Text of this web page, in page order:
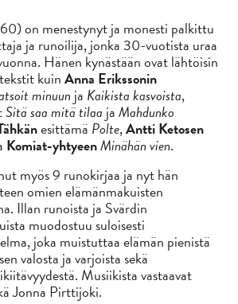
on menestynyt ja monesti palkittu
ja runoilija, jonka 30-vuotista uraa
Hänen kynästään ovat lähtöisin
kuinAnna Erikssonin
minuun ja Kaikista kasvoista,
Sitä saa mitä tilaa jaMahdunko
esittämä Polte,Antti Ketosen
Komiat-yhtyeenMinähän vien.
myös 9 runokirjaa ja nyt hän
omien elämänmakuisten
Illan runoista ja Svärdin
muodostuu suloisesti
joka muistuttaa elämän pienistä
valosta ja varjoista sekä
Musiikista vastaavat
Jonna Pirttijoki.